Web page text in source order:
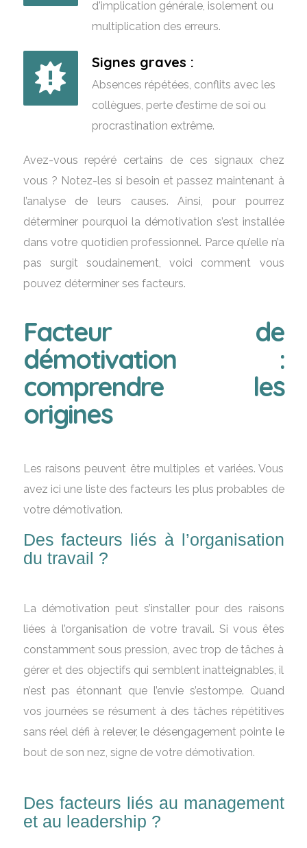
d'implication générale, isolement ou
multiplication des erreurs.
Signes graves :
Absences répétées, conflits avec les
collègues, perte d’estime de soi ou
procrastination extrême.
Avez-vous repéré certains de ces signaux chez
vous ? Notez-les si besoin et passez maintenant à
l’analyse de leurs causes. Ainsi, pour pourrez
déterminer pourquoi la démotivation s’est installée
dans votre quotidien professionnel. Parce qu’elle n’a
pas surgit soudainement, voici comment vous
pouvez déterminer ses facteurs.
Facteur de
démotivation :
comprendre les
origines
Les raisons peuvent être multiples et variées. Vous
avez ici une liste des facteurs les plus probables de
votre démotivation.
Des facteurs liés à l’organisation
du travail ?
La démotivation peut s’installer pour des raisons
liées à l’organisation de votre travail. Si vous êtes
constamment sous pression, avec trop de tâches à
gérer et des objectifs qui semblent inatteignables, il
n’est pas étonnant que l’envie s’estompe. Quand
vos journées se résument à des tâches répétitives
sans réel défi à relever, le désengagement pointe le
bout de son nez, signe de votre démotivation.
Des facteurs liés au management
et au leadership ?